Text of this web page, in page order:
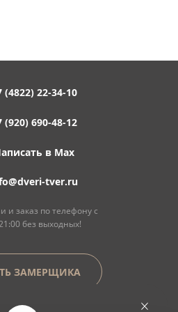
(4822) 22-34-10
(920) 690-48-12
в Max
tver.ru
и заказ по телефону с
без выходных!
ЗАМЕРЩИКА